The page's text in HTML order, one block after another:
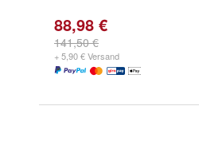
88,98 €
141,50 €
+ 5,90 € Versand